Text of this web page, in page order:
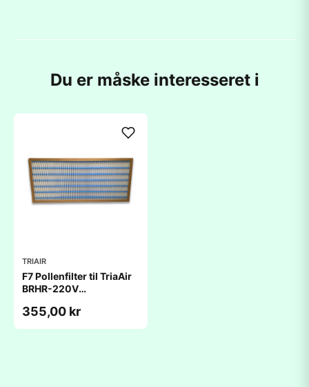
Du er måske interesseret i
TRIAIR
F7 Pollenfilter til TriaAir
BRHR-220V
(230x460x48mm)
355,00 kr